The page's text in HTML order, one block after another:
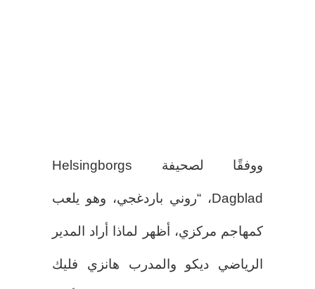
ووفقًا لصحيفة Helsingborgs
Dagblad، “روني باردغجي، وهو يلعب
كمهاجم مركزي، أظهر لماذا أراد المدير
الرياضي ديكو والمدرب هانزي فليك